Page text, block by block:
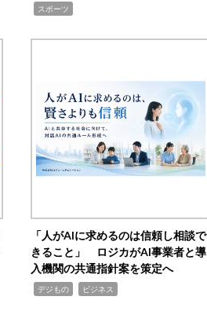
スポーツ
「人がAIに求めるのは信頼し相談で
きること」 ロジカがAI事業者と導
入機関の共通指針案を策定へ
デジもの ビジネス